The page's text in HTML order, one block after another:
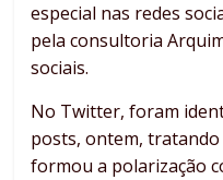
especial nas redes
pela consultoria
sociais.
No Twitter, foram
posts, ontem,
formou a polarização